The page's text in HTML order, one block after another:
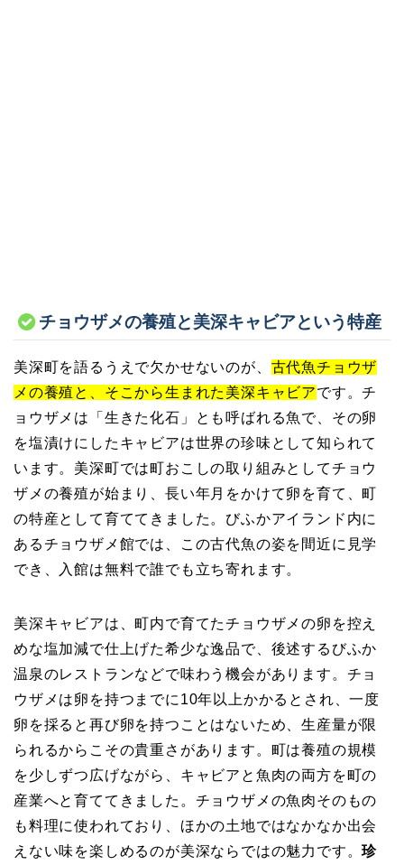
チョウザメの養殖と美深キャビアという特産
美深町を語るうえで欠かせないのが、 古代魚チョウザ
メの養殖と、そこから生まれた美深キャビアです。チ
ョウザメは「生きた化石」とも呼ばれる魚で、その卵
を塩漬けにしたキャビアは世界の珍味として知られて
います。美深町では町おこしの取り組みとしてチョウ
ザメの養殖が始まり、長い年月をかけて卵を育て、町
の特産として育ててきました。びふかアイランド内に
あるチョウザメ館では、この古代魚の姿を間近に見学
でき、入館は無料で誰でも立ち寄れます。
美深キャビアは、町内で育てたチョウザメの卵を控え
めな塩加減で仕上げた希少な逸品で、後述するびふか
温泉のレストランなどで味わう機会があります。チョ
ウザメは卵を持つまでに10年以上かかるとされ、一度
卵を採ると再び卵を持つことはないため、生産量が限
られるからこその貴重さがあります。町は養殖の規模
を少しずつ広げながら、キャビアと魚肉の両方を町の
産業へと育ててきました。チョウザメの魚肉そのもの
も料理に使われており、ほかの土地ではなかなか出会
えない味を楽しめるのが美深ならではの魅力です。珍